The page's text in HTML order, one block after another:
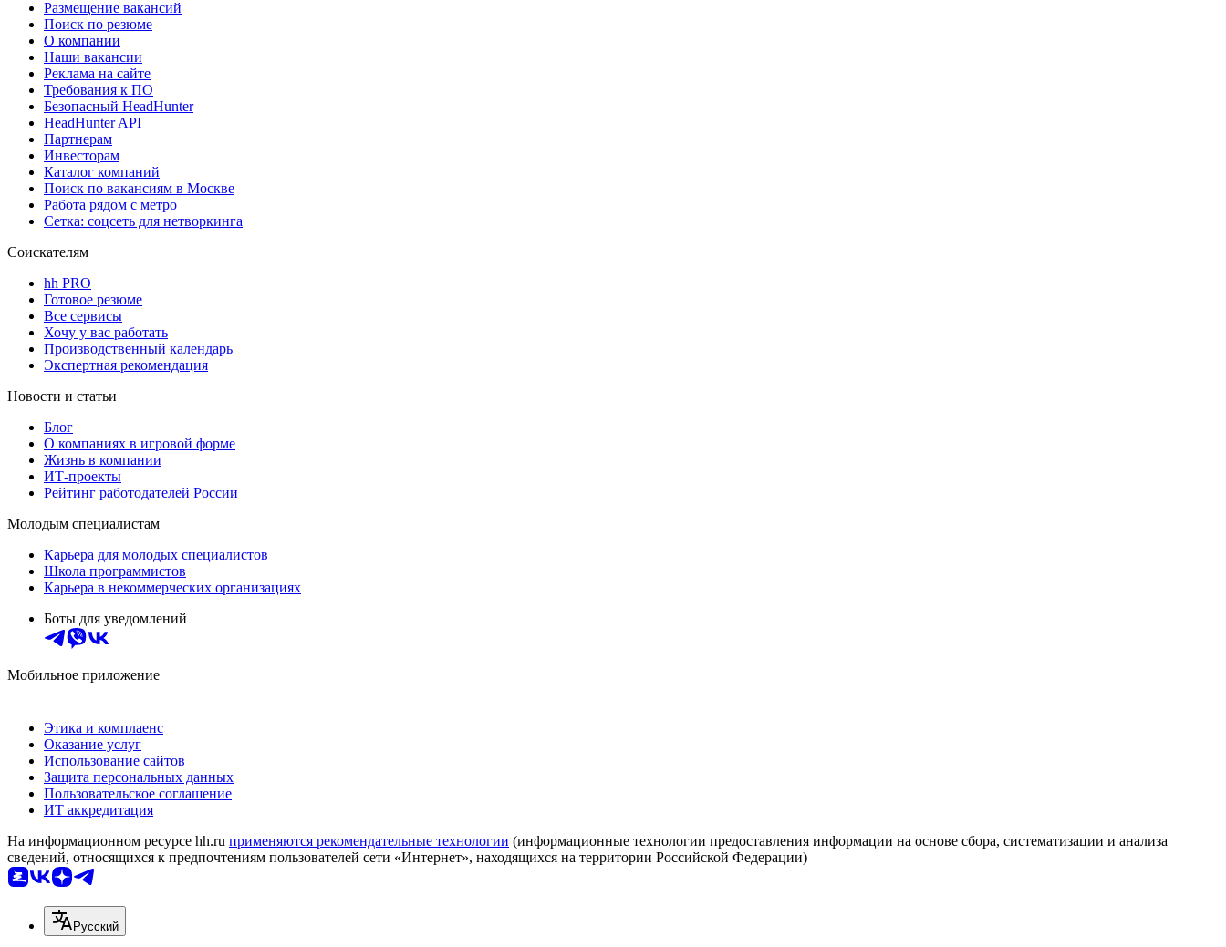
Размещение вакансий
Поиск по резюме
О компании
Наши вакансии
Реклама на сайте
Требования к ПО
Безопасный HeadHunter
HeadHunter API
Партнерам
Инвесторам
Каталог компаний
Поиск по вакансиям в Москве
Работа рядом с метро
Сетка: соцсеть для нетворкинга
Соискателям
hh PRO
Готовое резюме
Все сервисы
Хочу у вас работать
Производственный календарь
Экспертная рекомендация
Новости и статьи
Блог
О компаниях в игровой форме
Жизнь в компании
ИТ-проекты
Рейтинг работодателей России
Молодым специалистам
Карьера для молодых специалистов
Школа программистов
Карьера в некоммерческих организациях
Боты для уведомлений
Мобильное приложение
Этика и комплаенс
Оказание услуг
Использование сайтов
Защита персональных данных
Пользовательское соглашение
ИТ аккредитация
На информационном ресурсе hh.ru применяются рекомендательные технологии (информационные технологии предоставления информации на основе сбора, систематизации и анализа
сведений, относящихся к предпочтениям пользователей сети «Интернет», находящихся на территории Российской Федерации)
Русский